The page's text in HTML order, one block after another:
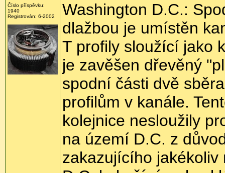
Číslo příspěvku:
1940
Registrován: 6-2002
Washington D.C.:
dlažbou je umístěn
T profily sloužící jako
je zavěšen dřevěný
spodní části dvě
profilům v kanále.
kolejnice nesloužily
na území D.C. z
zakazujícího